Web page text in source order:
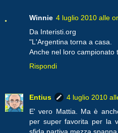
Winnie 4 luglio 2010 alle
Da Interisti.org
"L'Argentina torna a casa.
Anche nel loro campionato
Rispondi
Entius
4 luglio 2010
E' vero Mattia. Ma è
per super favorita per la